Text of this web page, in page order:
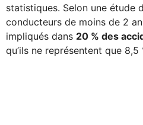
statistiques. Selon une étude
conducteurs de moins de 2
impliqués dans 20 % des
qu’ils ne représentent que